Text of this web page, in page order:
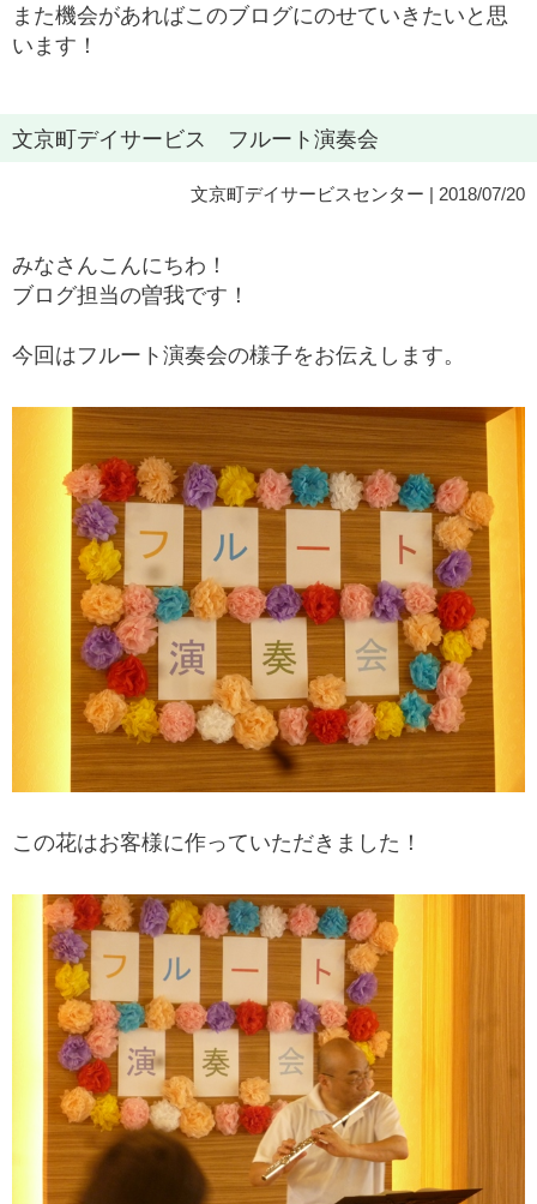
また機会があればこのブログにのせていきたいと思
います！
文京町デイサービス フルート演奏会
文京町デイサービスセンター | 2018/07/20
みなさんこんにちわ！
ブログ担当の曽我です！
今回はフルート演奏会の様子をお伝えします。
この花はお客様に作っていただきました！